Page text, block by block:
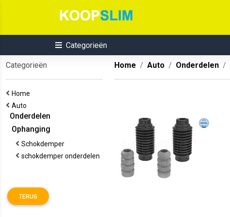
Categorieën
Categorieën
Home
Auto
Onderdelen
Ophanging
Schokdemper
schokdemper onderdelen
TERUG
Home Auto Onderdelen